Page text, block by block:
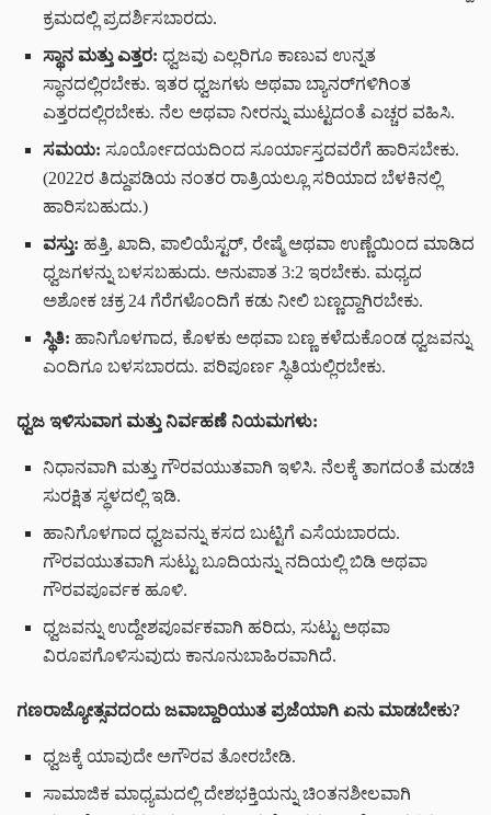
ಕ್ರಮದಲ್ಲಿ ಪ್ರದರ್ಶಿಸಬಾರದು.
ಸ್ಥಾನ ಮತ್ತು ಎತ್ತರ: ಧ್ವಜವು ಎಲ್ಲರಿಗೂ ಕಾಣುವ ಉನ್ನತ
ಸ್ಥಾನದಲ್ಲಿರಬೇಕು. ಇತರ ಧ್ವಜಗಳು ಅಥವಾ ಬ್ಯಾನರ್‌ಗಳಿಗಿಂತ
ಎತ್ತರದಲ್ಲಿರಬೇಕು. ನೆಲ ಅಥವಾ ನೀರನ್ನು ಮುಟ್ಟದಂತೆ ಎಚ್ಚರ ವಹಿಸಿ.
ಸಮಯ: ಸೂರ್ಯೋದಯದಿಂದ ಸೂರ್ಯಾಸ್ತದವರೆಗೆ ಹಾರಿಸಬೇಕು.
(2022ರ ತಿದ್ದುಪಡಿಯ ನಂತರ ರಾತ್ರಿಯಲ್ಲೂ ಸರಿಯಾದ ಬೆಳಕಿನಲ್ಲಿ
ಹಾರಿಸಬಹುದು.)
ವಸ್ತು: ಹತ್ತಿ, ಖಾದಿ, ಪಾಲಿಯೆಸ್ಟರ್, ರೇಷ್ಮೆ ಅಥವಾ ಉಣ್ಣೆಯಿಂದ ಮಾಡಿದ
ಧ್ವಜಗಳನ್ನು ಬಳಸಬಹುದು. ಅನುಪಾತ 3:2 ಇರಬೇಕು. ಮಧ್ಯದ
ಅಶೋಕ ಚಕ್ರ 24 ಗೆರೆಗಳೊಂದಿಗೆ ಕಡು ನೀಲಿ ಬಣ್ಣದ್ದಾಗಿರಬೇಕು.
ಸ್ಥಿತಿ: ಹಾನಿಗೊಳಗಾದ, ಕೊಳಕು ಅಥವಾ ಬಣ್ಣ ಕಳೆದುಕೊಂಡ ಧ್ವಜವನ್ನು
ಎಂದಿಗೂ ಬಳಸಬಾರದು. ಪರಿಪೂರ್ಣ ಸ್ಥಿತಿಯಲ್ಲಿರಬೇಕು.
ಧ್ವಜ ಇಳಿಸುವಾಗ ಮತ್ತು ನಿರ್ವಹಣೆ ನಿಯಮಗಳು:
ನಿಧಾನವಾಗಿ ಮತ್ತು ಗೌರವಯುತವಾಗಿ ಇಳಿಸಿ. ನೆಲಕ್ಕೆ ತಾಗದಂತೆ ಮಡಚಿ
ಸುರಕ್ಷಿತ ಸ್ಥಳದಲ್ಲಿ ಇಡಿ.
ಹಾನಿಗೊಳಗಾದ ಧ್ವಜವನ್ನು ಕಸದ ಬುಟ್ಟಿಗೆ ಎಸೆಯಬಾರದು.
ಗೌರವಯುತವಾಗಿ ಸುಟ್ಟು ಬೂದಿಯನ್ನು ನದಿಯಲ್ಲಿ ಬಿಡಿ ಅಥವಾ
ಗೌರವಪೂರ್ವಕ ಹೂಳಿ.
ಧ್ವಜವನ್ನು ಉದ್ದೇಶಪೂರ್ವಕವಾಗಿ ಹರಿದು, ಸುಟ್ಟು ಅಥವಾ
ವಿರೂಪಗೊಳಿಸುವುದು ಕಾನೂನುಬಾಹಿರವಾಗಿದೆ.
ಗಣರಾಜ್ಯೋತ್ಸವದಂದು ಜವಾಬ್ದಾರಿಯುತ ಪ್ರಜೆಯಾಗಿ ಏನು ಮಾಡಬೇಕು?
ಧ್ವಜಕ್ಕೆ ಯಾವುದೇ ಅಗೌರವ ತೋರಬೇಡಿ.
ಸಾಮಾಜಿಕ ಮಾಧ್ಯಮದಲ್ಲಿ ದೇಶಭಕ್ತಿಯನ್ನು ಚಿಂತನಶೀಲವಾಗಿ